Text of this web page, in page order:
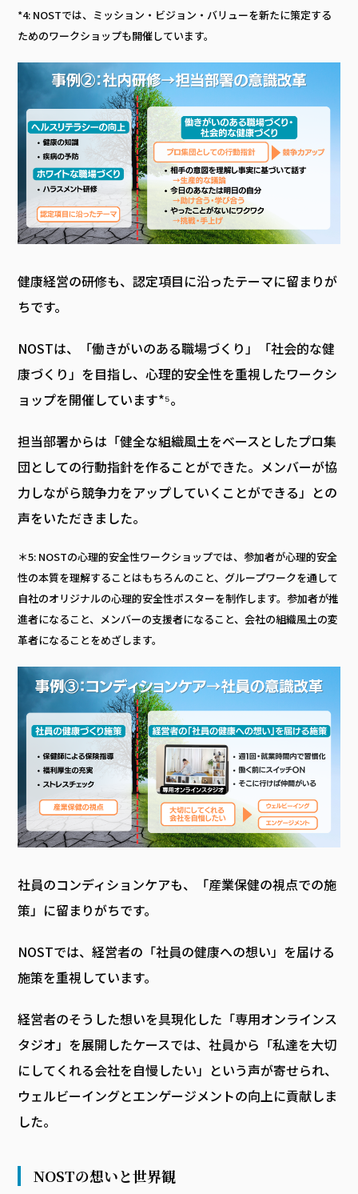
*4: NOSTでは、ミッション・ビジョン・バリューを新たに策定する
ためのワークショップも開催しています。
健康経営の研修も、認定項目に沿ったテーマに留まりが
ちです。
NOSTは、「働きがいのある職場づくり」「社会的な健
康づくり」を目指し、心理的安全性を重視したワークシ
ョップを開催しています*⁵。
担当部署からは「健全な組織風土をベースとしたプロ集
団としての行動指針を作ることができた。メンバーが協
力しながら競争力をアップしていくことができる」との
声をいただきました。
＊5: NOSTの心理的安全性ワークショップでは、参加者が心理的安全
性の本質を理解することはもちろんのこと、グループワークを通して
自社のオリジナルの心理的安全性ポスターを制作します。参加者が推
進者になること、メンバーの支援者になること、会社の組織風土の変
革者になることをめざします。
社員のコンディションケアも、「産業保健の視点での施
策」に留まりがちです。
NOSTでは、経営者の「社員の健康への想い」を届ける
施策を重視しています。
経営者のそうした想いを具現化した「専用オンラインス
タジオ」を展開したケースでは、社員から「私達を大切
にしてくれる会社を自慢したい」という声が寄せられ、
ウェルビーイングとエンゲージメントの向上に貢献しま
した。
NOSTの想いと世界観